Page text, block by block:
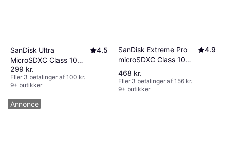
SanDisk Ultra
MicroSDXC Class 10
UHS-I U1 A1 150MB/s
256GB
4.5
299 kr.
Eller 3 betalinger af 100 kr.
9+ butikker
SanDisk Extreme Pro
microSDXC Class 10
UHS-I U3 V30 A2
200/140MB/s 256GB
4.9
468 kr.
Eller 3 betalinger af 156 kr.
9+ butikker
Annonce